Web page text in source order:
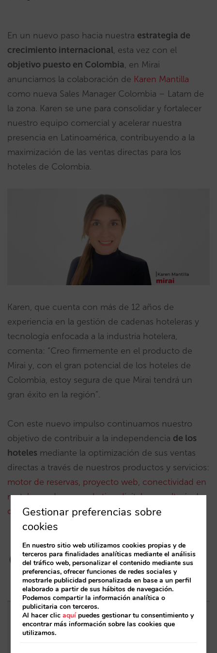
En un nuevo paso hacia nuestra estrategia de
crecimiento internacional, esta vez con el
objetivo puesto en Colombia, en Mirai
anunciamos la colaboración de Karen Mantilla
como nueva Sales Manager Colombia – Latam de
la zona. Karen se une para consolidar y fortalecer
nuestro equipo comercial y acelerar nuestra
presencia en Latinoamérica, contribuyendo a la
maximización de las ventas directas para los
hoteles de Colombia.
Karen, que cuenta con más de 12 años de
experiencia en la gestión de cadenas hoteleras y
tecnología enfocada a la industria hotelera,
comenta: “Creo firmemente en el producto de
Mirai y, con el gran potencial de los hoteles de
Colombia, estoy segura de que Mirai tendrá un
gran éxito en la región”.
Con este nuevo impulso continuamos nuestro
objetivo de contribuir a la independencia de los
hoteles mediante la optimización de sus ventas
directas a través de nuestros productos y servicios:
motor de reservas, proyecto web, conectividad en
metabuscadores,marketing digital,consultoría de
distribuciónycontact center.
Entradas relacionadas
Gestionar preferencias sobre
cookies
En nuestro sitio web utilizamos cookies propias y de
terceros para finalidades analíticas mediante el análisis
del tráfico web, personalizar el contenido mediante sus
preferencias, ofrecer funciones de redes sociales y
mostrarle publicidad personalizada en base a un perfil
elaborado a partir de sus hábitos de navegación.
Podemos compartir la información analítica o
publicitaria con terceros.
Al hacer clicaquípuedes gestionar tu consentimiento y
encontrar más información sobre las cookies que
utilizamos.